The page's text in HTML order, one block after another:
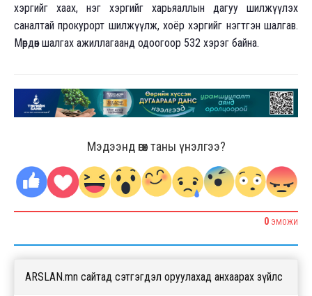
хэргийг хаах, нэг хэргийг харьяаллын дагуу шилжүүлэх
саналтай прокурорт шилжүүлж, хоёр хэргийг нэгтгэн шалгав.
Мөрдөн шалгах ажиллагаанд одоогоор 532 хэрэг байна.
Мэдээнд өгөх таны үнэлгээ?
0 ЭМОЖИ
ARSLAN.mn сайтад сэтгэгдэл оруулахад анхаарах зүйлс